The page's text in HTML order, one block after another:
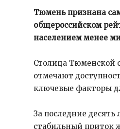
Тюмень признана
общероссийском
населением менее
Столица Тюменской
отмечают
ключевые факторы
За последние десять
стабильный приток